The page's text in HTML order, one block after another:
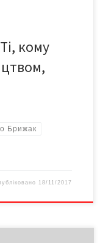
кому
Брижак
18/11/2017